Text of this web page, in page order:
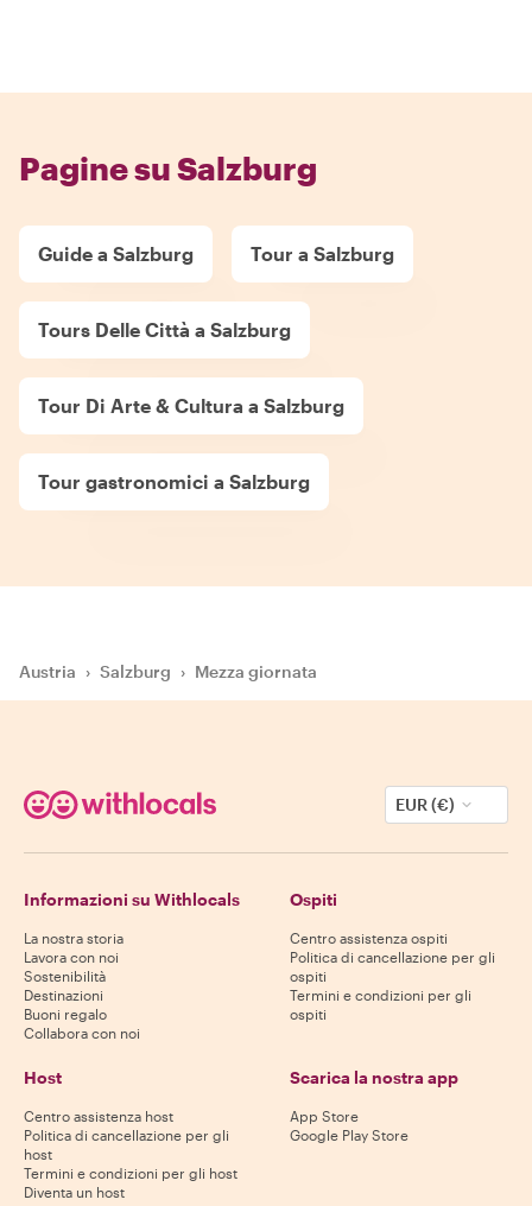
Pagine su Salzburg
Guide a Salzburg Tour a Salzburg
Tours Delle Città a Salzburg
Tour Di Arte & Cultura a Salzburg
Tour gastronomici a Salzburg
Austria › Salzburg › Mezza giornata
EUR (€)
Informazioni su Withlocals
La nostra storia
Lavora con noi
Sostenibilità
Destinazioni
Buoni regalo
Collabora con noi
Ospiti
Centro assistenza ospiti
Politica di cancellazione per gli
ospiti
Termini e condizioni per gli
ospiti
Host
Centro assistenza host
Politica di cancellazione per gli
host
Termini e condizioni per gli host
Diventa un host
Scarica la nostra app
App Store
Google Play Store